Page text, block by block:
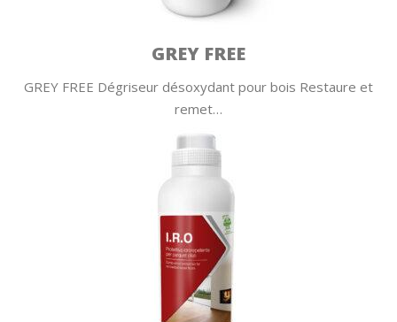
GREY FREE
GREY FREE Dégriseur désoxydant pour bois Restaure et
remet…